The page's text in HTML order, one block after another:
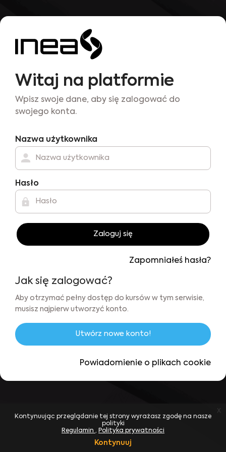
Kontynuując przeglądanie tej strony wyrażasz zgodę na nasze
polityki
Regulamin
Polityka prywatności
Kontynuuj
x
Zaloguj do Platforma INEA
Witaj na platformie
Wpisz swoje dane, aby się zalogować do
swojego konta.
Pomiń tworzenie nowego konta
Nazwa użytkownika
Hasło
Zaloguj się
Zapomniałeś hasła?
Jak się zalogować?
Aby otrzymać pełny dostęp do kursów w tym serwisie,
musisz najpierw utworzyć konto.
Utwórz nowe konto!
Powiadomienie o plikach cookie